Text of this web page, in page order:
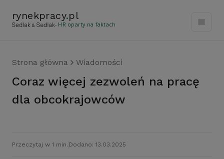
rynekpracy.pl
- HR oparty na faktach
Strona główna Wiadomości
Coraz więcej zezwoleń na pracę
dla obcokrajowców
Przeczytaj w 1 min. Dodano: 13.03.2025